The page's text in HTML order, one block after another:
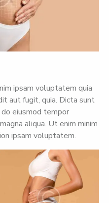
ipsam voluptatem quia
aut fugit, quia. Dicta sunt
eiusmod tempor
aliqua. Ut enim minim
ipsam voluptatem.